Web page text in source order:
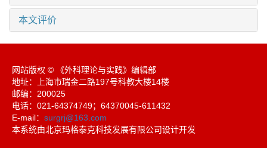
本文评价
网站版权 © 《外科理论与实践》编辑部
地址：上海市瑞金二路197号科教大楼14楼
邮编：200025
电话：021-64374749；64370045-611432
E-mail： surgrj@163.com
本系统由北京玛格泰克科技发展有限公司设计开发